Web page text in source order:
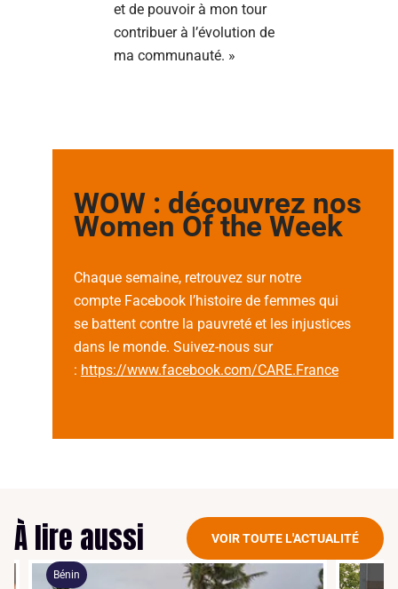
et de pouvoir à mon tour
contribuer à l’évolution de
ma communauté. »
WOW : découvrez nos
Women Of the Week
Chaque semaine, retrouvez sur notre
compte Facebook l’histoire de femmes qui
se battent contre la pauvreté et les injustices
dans le monde. Suivez-nous sur
: https://www.facebook.com/CARE.France
À lire aussi VOIR TOUTE L'ACTUALITÉ
Bénin